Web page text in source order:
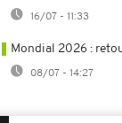
16/07 - 11:33
Mondial 2026 :
08/07 - 14:27